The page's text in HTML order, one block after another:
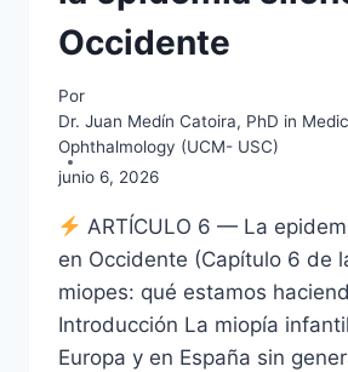
Occidente
Por
Dr. Juan Medín Catoira, PhD in
Ophthalmology (UCM- USC)
junio 6, 2026
ARTÍCULO 6 — La
en Occidente (Capítulo 6 de
miopes: qué estamos
Introducción La miopía
Europa y en España sin